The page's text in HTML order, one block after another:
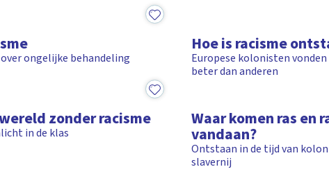
ongelijke behandeling
Hoe is racisme
Europese kolonisten
beter dan anderen
zonder racisme
in de klas
Waar komen ras en
vandaan?
Ontstaan in de tijd van
slavernij